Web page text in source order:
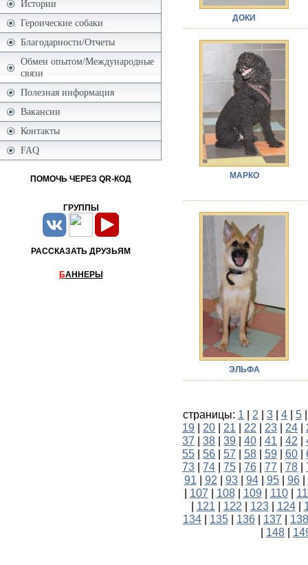
ДОКИ
МАРКО
ЭЛЬФА
страницы: 1 | 2 | 3 | 4 | 5
19 | 20 | 21 | 22 | 23 | 24 |
37 | 38 | 39 | 40 | 41 | 42 |
55 | 56 | 57 | 58 | 59 | 60 |
73 | 74 | 75 | 76 | 77 | 78 |
91 | 92 | 93| 94| 95| 96|
| 107 | 108| 109 | 110|
| 121 | 122 | 123| 124|
134 | 135 | 136 | 137 | 138
| 148 |
Истории
Героические собаки
Благодарности/Отчеты
Обмен опытом/Международные
связи
Полезная информация
Вакансии
Контакты
FAQ
ПОМОЧЬ ЧЕРЕЗ QR-КОД
ГРУППЫ
РАССКАЗАТЬ ДРУЗЬЯМ
БАННЕРЫ